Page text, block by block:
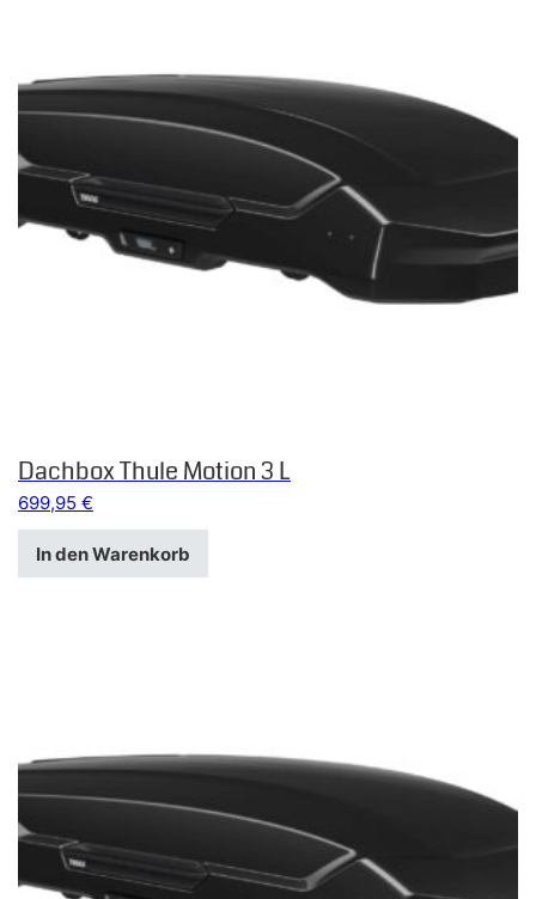
Dachbox Thule Motion 3 L
699,95 €
In den Warenkorb